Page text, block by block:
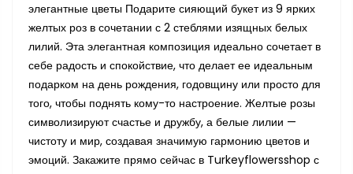
элегантные цветы Подарите сияющий букет из 9 ярких
желтых роз в сочетании с 2 стеблями изящных белых
лилий. Эта элегантная композиция идеально сочетает в
себе радость и спокойствие, что делает ее идеальным
подарком на день рождения, годовщину или просто для
того, чтобы поднять кому-то настроение. Желтые розы
символизируют счастье и дружбу, а белые лилии —
чистоту и мир, создавая значимую гармонию цветов и
эмоций. Закажите прямо сейчас в Turkeyflowersshop с